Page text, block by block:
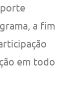
a fim
em todo